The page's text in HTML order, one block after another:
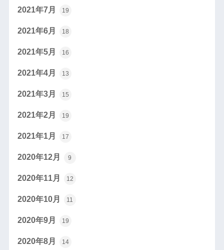
2021年7月 19
2021年6月 18
2021年5月 16
2021年4月 13
2021年3月 15
2021年2月 19
2021年1月 17
2020年12月 9
2020年11月 12
2020年10月 11
2020年9月 19
2020年8月 14